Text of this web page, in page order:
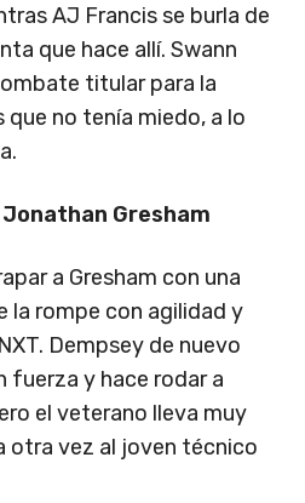
AJ Francis se burla de
que hace allí. Swann
titular para la
que no tenía miedo, a lo
Gresham
a Gresham con una
la rompe con agilidad y
Dempsey de nuevo
fuerza y hace rodar a
el veterano lleva muy
otra vez al joven técnico